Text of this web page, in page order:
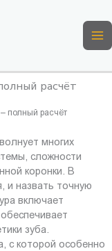
расчёт
полный расчёт
многих
сложности
коронки. В
и назвать точную
включает
зуба.
с которой особенно